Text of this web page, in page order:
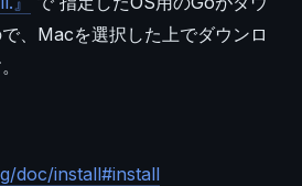
、Macを選択した上でダウンロ
doc/install#install